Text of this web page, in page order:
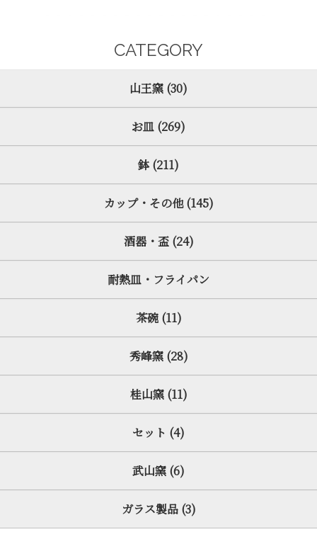
CATEGORY
山王窯 (30)
お皿 (269)
鉢 (211)
カップ・その他 (145)
酒器・盃 (24)
耐熱皿・フライパン
茶碗 (11)
秀峰窯 (28)
桂山窯 (11)
セット (4)
武山窯 (6)
ガラス製品 (3)